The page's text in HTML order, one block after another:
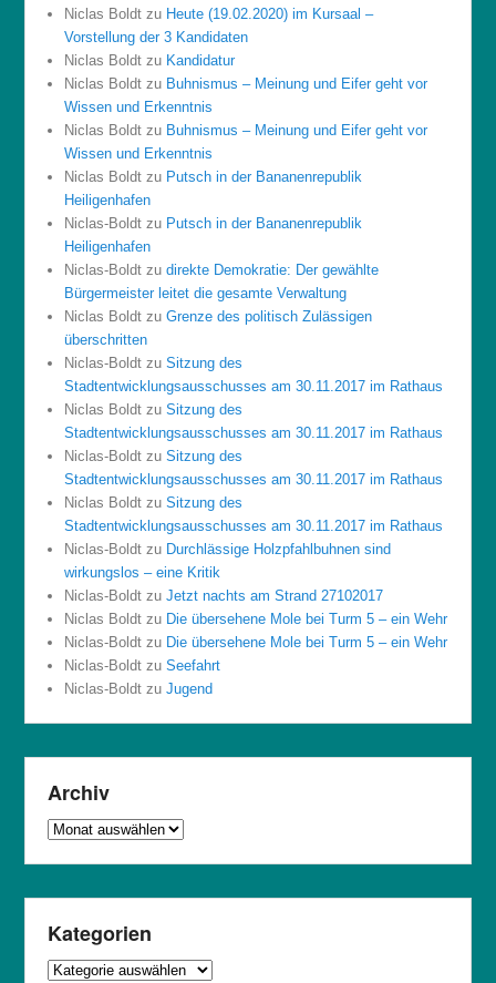
Niclas Boldt zu Heute (19.02.2020) im Kursaal –
Vorstellung der 3 Kandidaten
Niclas Boldt zu Kandidatur
Niclas Boldt zu Buhnismus – Meinung und Eifer geht vor
Wissen und Erkenntnis
Niclas Boldt zu Buhnismus – Meinung und Eifer geht vor
Wissen und Erkenntnis
Niclas Boldt zu Putsch in der Bananenrepublik
Heiligenhafen
Niclas-Boldt zu Putsch in der Bananenrepublik
Heiligenhafen
Niclas-Boldt zudirekte Demokratie: Der gewählte
Bürgermeister leitet die gesamte Verwaltung
Niclas Boldt zuGrenze des politisch Zulässigen
überschritten
Niclas-Boldt zuSitzung des
Stadtentwicklungsausschusses am 30.11.2017 im Rathaus
Niclas Boldt zuSitzung des
Stadtentwicklungsausschusses am 30.11.2017 im Rathaus
Niclas-Boldt zuSitzung des
Stadtentwicklungsausschusses am 30.11.2017 im Rathaus
Niclas Boldt zuSitzung des
Stadtentwicklungsausschusses am 30.11.2017 im Rathaus
Niclas-Boldt zu Durchlässige Holzpfahlbuhnen sind
wirkungslos – eine Kritik
Niclas-Boldt zuJetzt nachts am Strand 27102017
Niclas Boldt zu Die übersehene Mole bei Turm 5 – ein Wehr
Niclas-Boldt zu Die übersehene Mole bei Turm 5 – ein Wehr
Niclas-Boldt zuSeefahrt
Niclas-Boldt zuJugend
Archiv
Archiv
Kategorien
Kategorien